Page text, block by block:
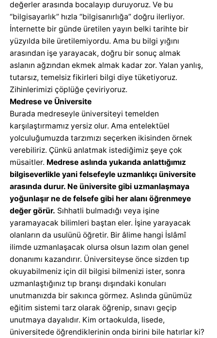
değerler arasında bocalayıp duruyoruz. Ve bu
“bilgisayarlık” hızla “bilgisanırlığa” doğru ilerliyor.
İnternette bir günde üretilen yayın belki tarihte bir
yüzyılda bile üretilemiyordu. Ama bu bilgi yığını
arasından işe yarayacak, doğru bir sonuç almak
aslanın ağzından ekmek almak kadar zor. Yalan yanlış,
tutarsız, temelsiz fikirleri bilgi diye tüketiyoruz.
Zihinlerimizi çöplüğe çeviriyoruz.
Medrese ve Üniversite
Burada medreseyle üniversiteyi temelden
karşılaştırmamız yersiz olur. Ama entelektüel
yolculuğumuzda tarzımızı seçerken ikisinden örnek
verebiliriz. Çünkü anlatmak istediğimiz şeye çok
müsaitler. Medrese aslında yukarıda anlattığımız
bilgiseverlikle yani felsefeyle uzmanlıkçı üniversite
arasında durur. Ne üniversite gibi uzmanlaşmaya
yoğunlaşır ne de felsefe gibi her alanı öğrenmeye
değer görür. Sıhhatli bulmadığı veya işine
yaramayacak bilimleri baştan eler. İşine yarayacak
olanların da usulünü öğretir. Bir âlime hangi İslâmî
ilimde uzmanlaşacak olursa olsun lazım olan genel
donanımı kazandırır. Üniversiteyse önce sizden tıp
okuyabilmeniz için dil bilgisi bilmenizi ister, sonra
uzmanlaştığınız tıp branşı dışındaki konuları
unutmanızda bir sakınca görmez. Aslında günümüz
eğitim sistemi tarz olarak öğrenip, sınavı geçip
unutmaya dayalıdır. Kim ortaokulda, lisede,
üniversitede öğrendiklerinin onda birini bile hatırlar ki?